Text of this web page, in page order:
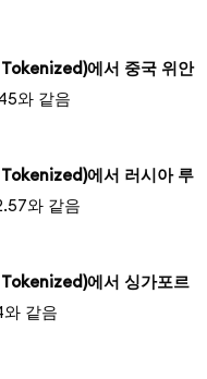
에서 중국 위안
와 같음
에서 러시아 루
와 같음
에서 싱가포르
같음